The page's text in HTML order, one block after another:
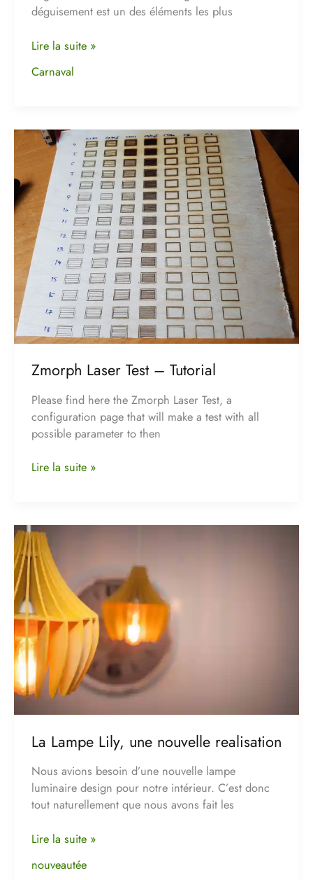
déguisement est un des éléments les plus
Lire la suite »
Carnaval
Zmorph Laser Test – Tutorial
Please find here the Zmorph Laser Test, a
configuration page that will make a test with all
possible parameter to then
Zmorph
Laser
–
Tutorial
Lire la suite »
La Lampe Lily, une nouvelle realisation
Nous avions besoin d’une nouvelle lampe
luminaire design pour notre intérieur. C’est donc
tout naturellement que nous avons fait les
La
Lampe
Lily,
une
nouvelle
realisation
Lire la suite »
nouveautée